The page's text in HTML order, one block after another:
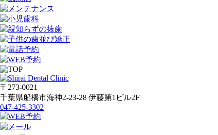
〒273-0021
千葉県船橋市海神2-23-28 伊藤第1ビル2F
047-425-3302